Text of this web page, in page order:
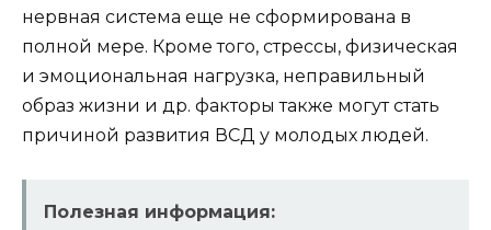
нервная система еще не сформирована в
полной мере. Кроме того, стрессы, физическая
и эмоциональная нагрузка, неправильный
образ жизни и др. факторы также могут стать
причиной развития ВСД у молодых людей.
Полезная информация: